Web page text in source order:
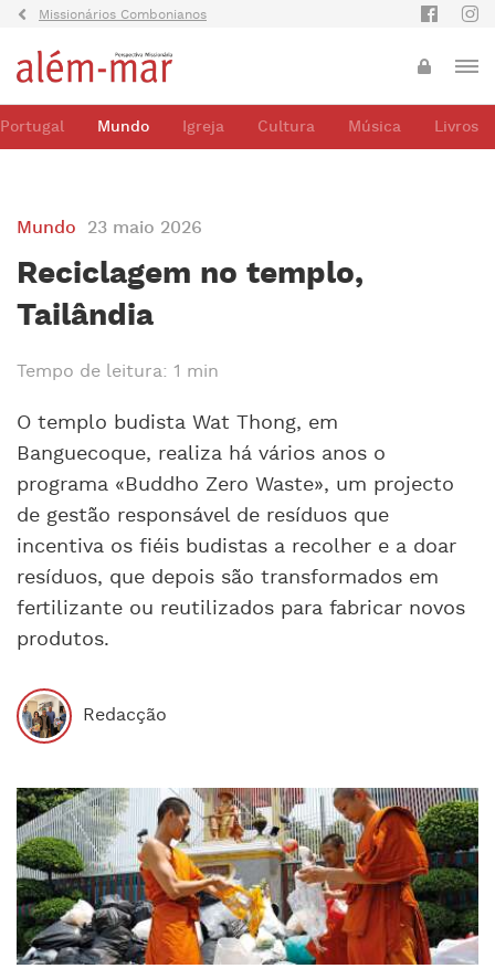
Missionários Combonianos
Portugal Mundo Igreja Cultura Música Livros
Mundo 23 maio 2026
Reciclagem no templo,
Tailândia
Tempo de leitura: 1 min
O templo budista Wat Thong, em
Banguecoque, realiza há vários anos o
programa «Buddho Zero Waste», um projecto
de gestão responsável de resíduos que
incentiva os fiéis budistas a recolher e a doar
resíduos, que depois são transformados em
fertilizante ou reutilizados para fabricar novos
produtos.
Redacção